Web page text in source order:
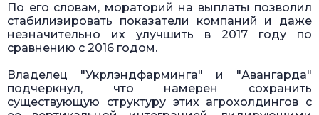
По его словам, мораторий на выплаты позволил
стабилизировать показатели компаний и даже
незначительно их улучшить в 2017 году по
сравнению с 2016 годом.
Владелец "Укрлэндфарминга" и "Авангарда"
подчеркнул, что намерен сохранить
существующую структуру этих агрохолдингов с